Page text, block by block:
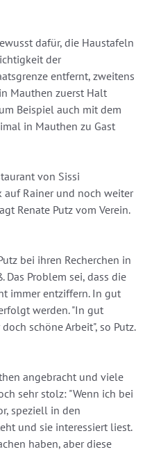
dafür, die Haustafeln
der
entfernt, zweitens
Mauthen zuerst Halt
Beispiel auch mit dem
in Mauthen zu Gast
von Sissi
auf Rainer und noch weiter
Renate Putz vom Verein.
bei ihren Recherchen in
Das Problem sei, dass die
immer entziffern. In gut
werden. "In gut
schöne Arbeit", so Putz.
angebracht und viele
sehr stolz: "Wenn ich bei
speziell in den
und sie interessiert liest.
haben, aber diese